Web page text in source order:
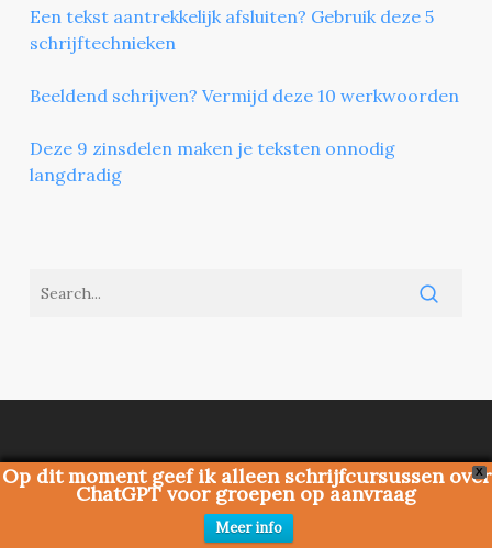
Een tekst aantrekkelijk afsluiten? Gebruik deze 5
schrijftechnieken
Beeldend schrijven? Vermijd deze 10 werkwoorden
Deze 9 zinsdelen maken je teksten onnodig
langdradig
Schrijfvis.nl
Schrijfvis is een website over schrijven en verhalen
X
Op dit moment geef ik alleen schrijfcursussen over
ChatGPT voor groepen op aanvraag
Meer info